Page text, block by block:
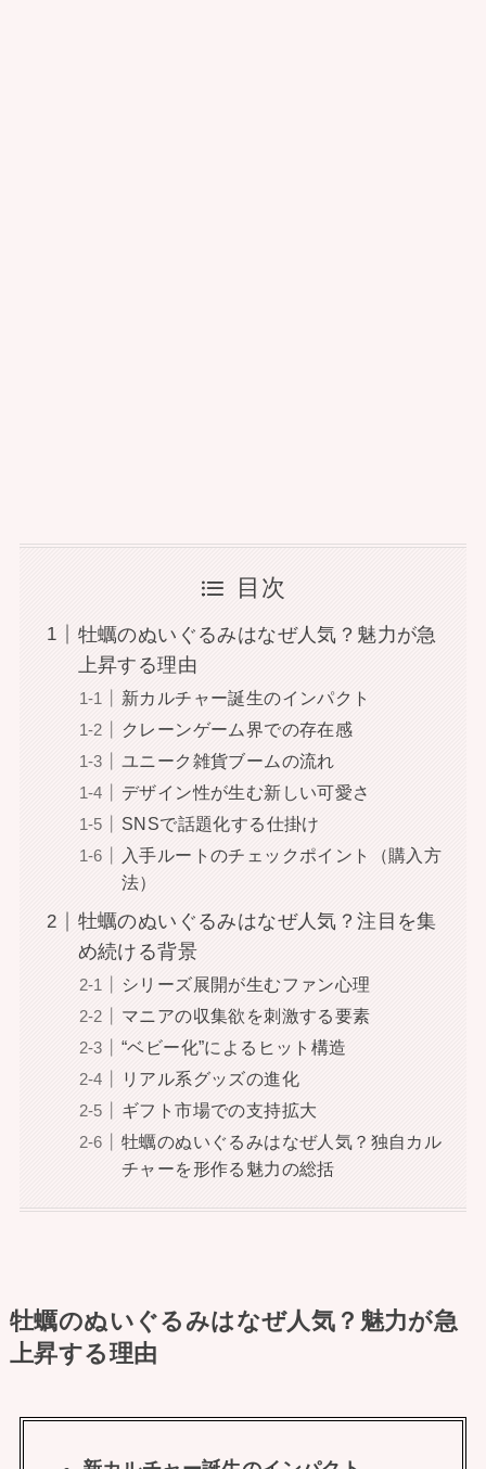
目次
牡蠣のぬいぐるみはなぜ人気？魅力が急
上昇する理由
新カルチャー誕生のインパクト
クレーンゲーム界での存在感
ユニーク雑貨ブームの流れ
デザイン性が生む新しい可愛さ
SNSで話題化する仕掛け
入手ルートのチェックポイント（購入方
法）
牡蠣のぬいぐるみはなぜ人気？注目を集
め続ける背景
シリーズ展開が生むファン心理
マニアの収集欲を刺激する要素
“ベビー化”によるヒット構造
リアル系グッズの進化
ギフト市場での支持拡大
牡蠣のぬいぐるみはなぜ人気？独自カル
チャーを形作る魅力の総括
牡蠣のぬいぐるみはなぜ人気？魅力が急
上昇する理由